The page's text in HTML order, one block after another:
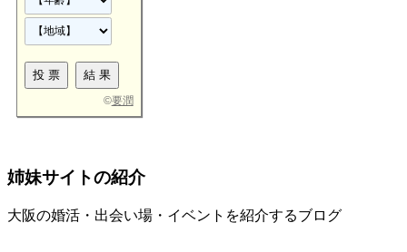
©要潤
姉妹サイトの紹介
大阪の婚活・出会い場・イベントを紹介するブログ